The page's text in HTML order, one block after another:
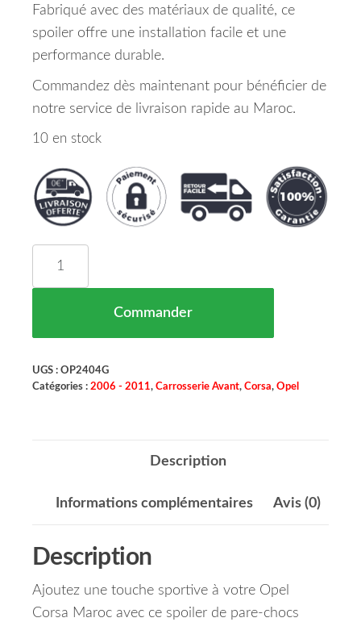
Fabriqué avec des matériaux de qualité, ce
spoiler offre une installation facile et une
performance durable.
Commandez dès maintenant pour bénéficier de
notre service de livraison rapide au Maroc.
10 en stock
Commander
UGS : OP2404G
Catégories : 2006 - 2011, Carrosserie Avant, Corsa, Opel
Description
Informations complémentaires Avis (0)
Description
Ajoutez une touche sportive à votre Opel
Corsa Maroc avec ce spoiler de pare-chocs